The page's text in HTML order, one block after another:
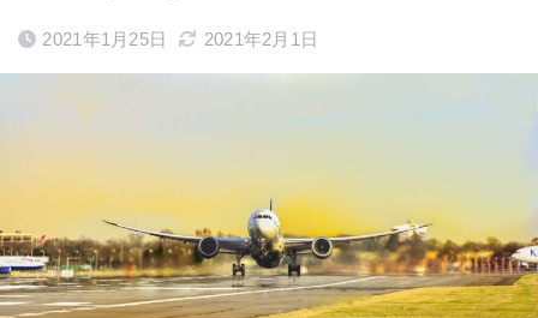
2021年1月25日 2021年2月1日